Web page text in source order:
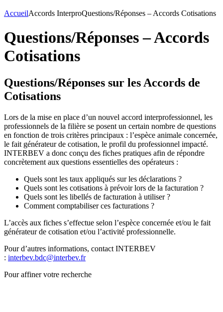
AccueilAccords InterproQuestions/Réponses – Accords Cotisations
Questions/Réponses – Accords
Cotisations
Questions/Réponses sur les Accords de
Cotisations
Lors de la mise en place d’un nouvel accord interprofessionnel, les
professionnels de la filière se posent un certain nombre de questions
en fonction de trois critères principaux : l’espèce animale concernée,
le fait générateur de cotisation, le profil du professionnel impacté.
INTERBEV a donc conçu des fiches pratiques afin de répondre
concrètement aux questions essentielles des opérateurs :
Quels sont les taux appliqués sur les déclarations ?
Quels sont les cotisations à prévoir lors de la facturation ?
Quels sont les libellés de facturation à utiliser ?
Comment comptabiliser ces facturations ?
L’accès aux fiches s’effectue selon l’espèce concernée et/ou le fait
générateur de cotisation et/ou l’activité professionnelle.
Pour d’autres informations, contact INTERBEV
: interbev.bdc@interbev.fr
Pour affiner votre recherche